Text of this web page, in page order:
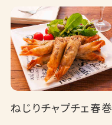
ねじりチャプチェ春巻